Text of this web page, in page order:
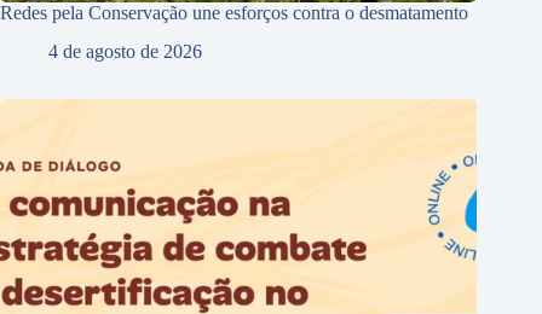
Redes pela Conservação une esforços contra o desmatamento
4 de agosto de 2026